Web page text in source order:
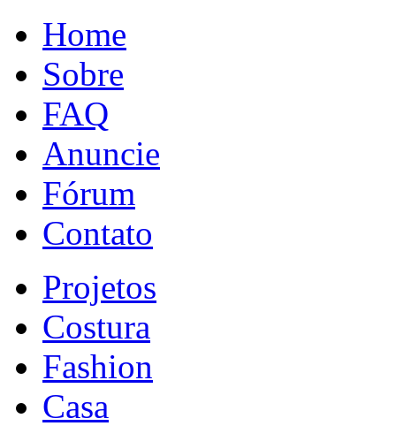
Home
Sobre
FAQ
Anuncie
Fórum
Contato
Projetos
Costura
Fashion
Casa